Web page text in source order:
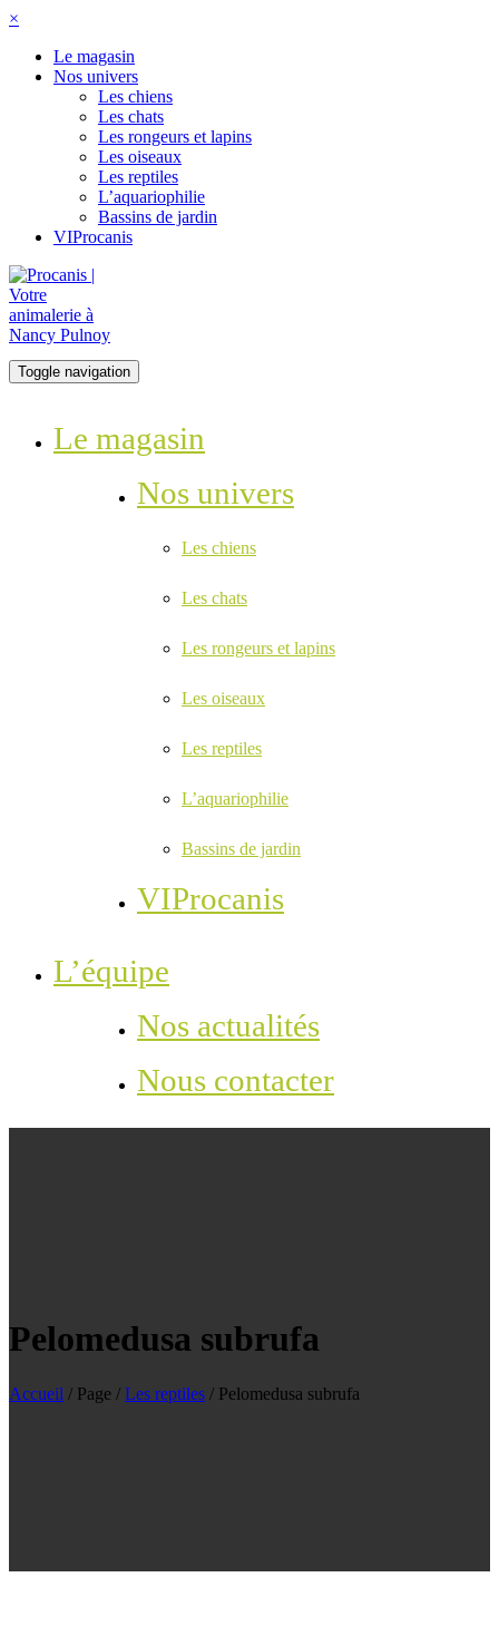
×
Le magasin
Nos univers
Les chiens
Les chats
Les rongeurs et lapins
Les oiseaux
Les reptiles
L’aquariophilie
Bassins de jardin
VIProcanis
Toggle navigation
Le magasin
Nos univers
Les chiens
Les chats
Les rongeurs et lapins
Les oiseaux
Les reptiles
L’aquariophilie
Bassins de jardin
VIProcanis
L’équipe
Nos actualités
Nous contacter
Pelomedusa subrufa
Accueil / Page / Les reptiles / Pelomedusa subrufa